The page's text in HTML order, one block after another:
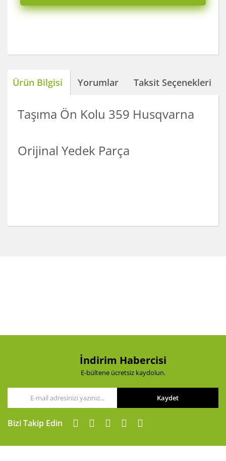
Ürün Bilgisi Yorumlar Taksit Seçenekleri
Taşıma Ön Kolu 359 Husqvarna
Orijinal Yedek Parça
Ürün fiyatı diğer sitelerden daha pahalı.
Gönder
İndirim Habercisi
E-bültene ücretsiz kaydolun.
Kaydet
Bizi Takip Edin